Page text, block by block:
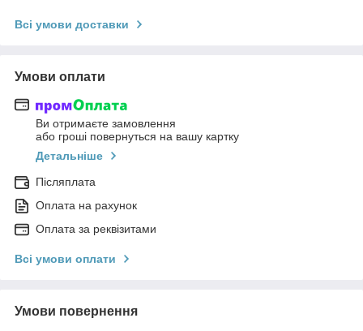
Всі умови доставки
Умови оплати
Ви отримаєте замовлення
або гроші повернуться на вашу картку
Детальніше
Післяплата
Оплата на рахунок
Оплата за реквізитами
Всі умови оплати
Умови повернення